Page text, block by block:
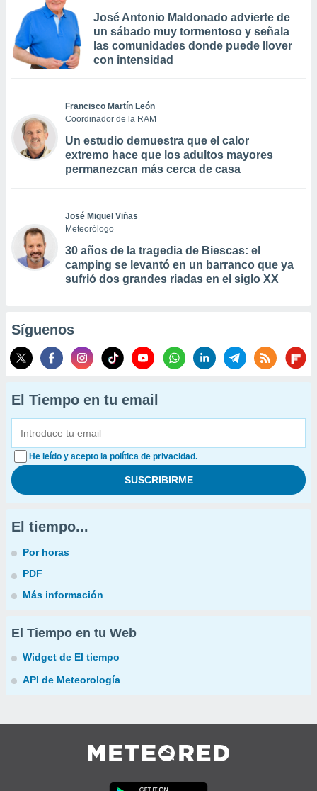
José Antonio Maldonado advierte de
un sábado muy tormentoso y señala
las comunidades donde puede llover
con intensidad
Francisco Martín León
Coordinador de la RAM
Un estudio demuestra que el calor
extremo hace que los adultos mayores
permanezcan más cerca de casa
José Miguel Viñas
Meteorólogo
30 años de la tragedia de Biescas: el
camping se levantó en un barranco que ya
sufrió dos grandes riadas en el siglo XX
Síguenos
El Tiempo en tu email
He leído y acepto la política de privacidad.
El tiempo...
Por horas
PDF
Más información
El Tiempo en tu Web
Widget de El tiempo
API de Meteorología